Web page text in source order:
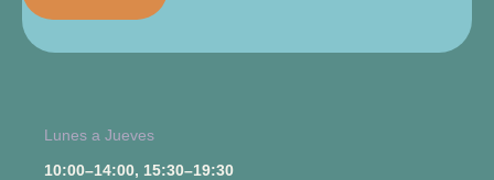
Lunes a Jueves
10:00–14:00, 15:30–19:30